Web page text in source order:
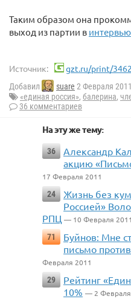
Таким образом она
выход из партии в
Источник: gzt.ru/print/
Добавил suare 2 Февраля 2011
«единая россия», балерина,
36 комментариев
На эту же тему:
36
Александр
акцию
17 Февраля 2011
24
Жизнь без
Россией»
РПЦ — 10 Февраля 2011
71
Буйнов: Мне
письмо
Февраля 2011
29
Рейтинг
10% — 2 Февраля